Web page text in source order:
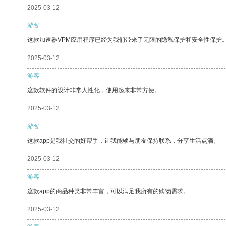
2025-03-12
游客
这款加速器VPM应用程序已经为我们带来了无限的隐私保护和安全性保护
2025-03-12
游客
这款软件的设计非常人性化，使用起来非常方便。
2025-03-12
游客
这款app是我社交的好帮手，让我能够与朋友保持联系，分享生活点滴。
2025-03-12
游客
这款app的商品种类非常丰富，可以满足我所有的购物需求。
2025-03-12